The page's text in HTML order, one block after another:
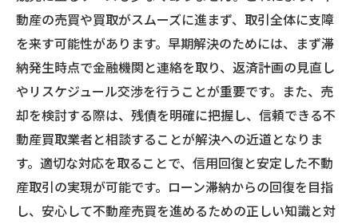
動産の売買や買取がスムーズに進まず、取引全体に支障
を来す可能性があります。早期解決のためには、まず滞
納発生時点で金融機関と連絡を取り、返済計画の見直し
やリスケジュール交渉を行うことが重要です。また、売
却を検討する際は、残債を明確に把握し、信頼できる不
動産買取業者と相談することが解決への近道となりま
す。適切な対応を取ることで、信用回復と安定した不動
産取引の実現が可能です。ローン滞納からの回復を目指
し、安心して不動産売買を進めるための正しい知識と対